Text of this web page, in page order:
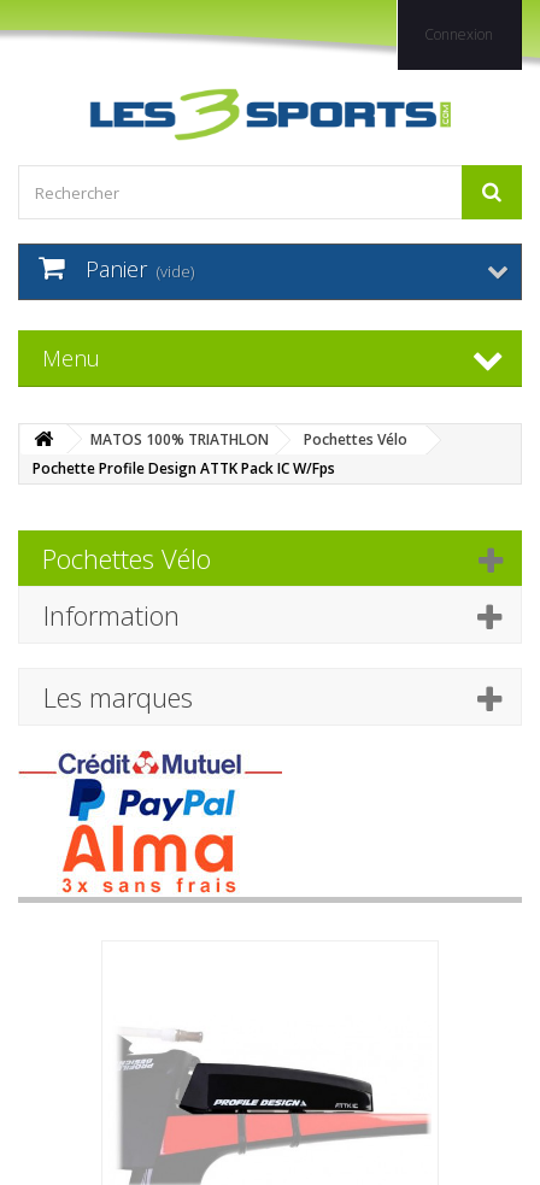
Connexion
Panier (vide)
Menu
MATOS 100% TRIATHLON
Pochettes Vélo
Pochette Profile Design ATTK Pack IC W/Fps
Pochettes Vélo
Information
Les marques